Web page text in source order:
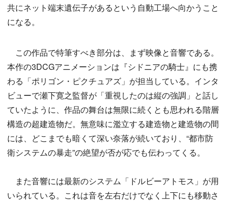
共にネット端末遺伝子があるという自動工場へ向かうこと
になる。
この作品で特筆すべき部分は、まず映像と音響である。
本作の3DCGアニメーションは『シドニアの騎士』にも携
わる「ポリゴン・ピクチュアズ」が担当している。インタ
ビューで瀬下寛之監督が「重視したのは縦の強調」と話し
ていたように、作品の舞台は無限に続くとも思われる階層
構造の超建造物だ。無意味に濫立する建造物と建造物の間
には、どこまでも暗くて深い奈落が続いており、“都市防
衛システムの暴走”の絶望が否が応でも伝わってくる。
また音響には最新のシステム「ドルビーアトモス」が用
いられている。これは音を左右だけでなく上下にも移動さ